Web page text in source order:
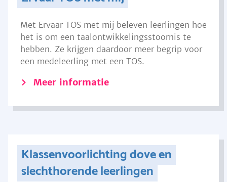
Met Ervaar TOS met mij beleven leerlingen hoe
het is om een taalontwikkelingsstoornis te
hebben. Ze krijgen daardoor meer begrip voor
een medeleerling met een TOS.
Meer informatie
Klassenvoorlichting dove en
slechthorende leerlingen